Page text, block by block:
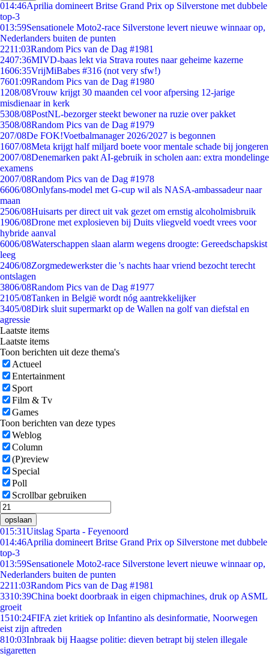
014:46Aprilia domineert Britse Grand Prix op Silverstone met dubbele
top-3
013:59Sensationele Moto2-race Silverstone levert nieuwe winnaar op,
Nederlanders buiten de punten
2211:03Random Pics van de Dag #1981
2407:36MIVD-baas lekt via Strava routes naar geheime kazerne
1606:35VrijMiBabes #316 (not very sfw!)
7601:09Random Pics van de Dag #1980
1208/08Vrouw krijgt 30 maanden cel voor afpersing 12-jarige
misdienaar in kerk
5308/08PostNL-bezorger steekt bewoner na ruzie over pakket
3508/08Random Pics van de Dag #1979
207/08De FOK!Voetbalmanager 2026/2027 is begonnen
1607/08Meta krijgt half miljard boete voor mentale schade bij jongeren
2007/08Denemarken pakt AI-gebruik in scholen aan: extra mondelinge
examens
2007/08Random Pics van de Dag #1978
6606/08Onlyfans-model met G-cup wil als NASA-ambassadeur naar
maan
2506/08Huisarts per direct uit vak gezet om ernstig alcoholmisbruik
1906/08Drone met explosieven bij Duits vliegveld voedt vrees voor
hybride aanval
6006/08Waterschappen slaan alarm wegens droogte: Gereedschapskist
leeg
2406/08Zorgmedewerkster die 's nachts haar vriend bezocht terecht
ontslagen
3806/08Random Pics van de Dag #1977
2105/08Tanken in België wordt nóg aantrekkelijker
3405/08Dirk sluit supermarkt op de Wallen na golf van diefstal en
agressie
Laatste items
Laatste items
Toon berichten uit deze thema's
Actueel
Entertainment
Sport
Film & Tv
Games
Toon berichten van deze types
Weblog
Column
(P)review
Special
Poll
Scrollbar gebruiken
opslaan
015:31Uitslag Sparta - Feyenoord
014:46Aprilia domineert Britse Grand Prix op Silverstone met dubbele
top-3
013:59Sensationele Moto2-race Silverstone levert nieuwe winnaar op,
Nederlanders buiten de punten
2211:03Random Pics van de Dag #1981
3310:39China boekt doorbraak in eigen chipmachines, druk op ASML
groeit
1510:24FIFA ziet kritiek op Infantino als desinformatie, Noorwegen
eist zijn aftreden
810:03Inbraak bij Haagse politie: dieven betrapt bij stelen illegale
sigaretten